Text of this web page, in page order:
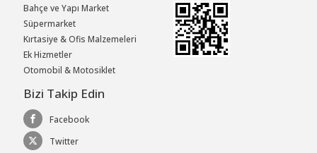
Bahçe ve Yapı Market
Süpermarket
Kırtasiye & Ofis Malzemeleri
Ek Hizmetler
Otomobil & Motosiklet
Bizi Takip Edin
Facebook
Twitter